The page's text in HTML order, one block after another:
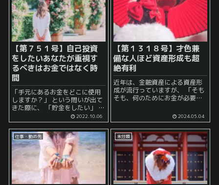
予感がしな...
食べて」 ...
【第７５１号】自己投資
をしたいあなたが重視す
るべきはお金ではなく時
間
「手元にあるお金をどこに使用
しますか？」 という問いが出て
きた際に、 「貯金をしたい」 と
回したい」 という人もいます。
このような文脈で、問われる機
会が多いせいか、 ...
2022.10.06
【第１３１８号】才色兼
備な人ほど資産形成も超
絶有利
近年は、金融資産による資産形
成が流行っていますが、 「そも
そも、何のためにお金が必要な
を欲しているのか？」 という問
いは時折考えてみる必要がある
でしょう。 「安心を得るために
お金が必要...
2024.05.04
仕事・勤め先 未分類